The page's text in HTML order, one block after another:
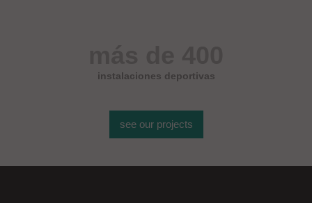
instalaciones deportivas
see our projects